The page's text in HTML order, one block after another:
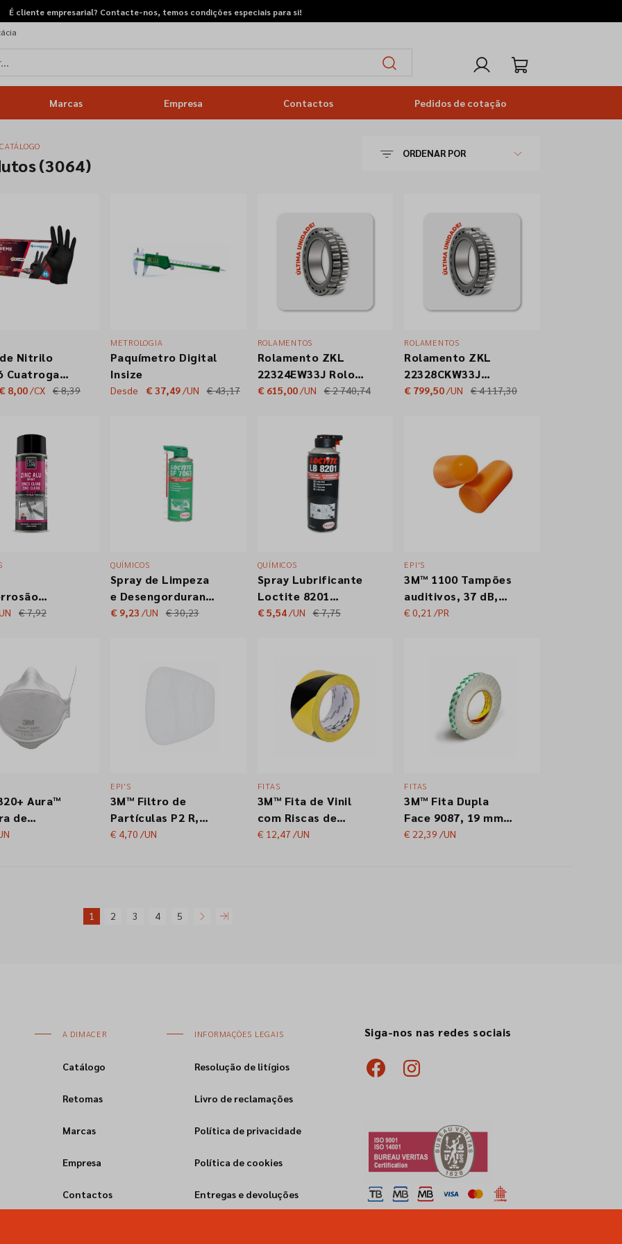
É cliente empresarial? Contacte-nos, temos condições especiais para si!
Marcas Empresa Contactos Pedidos de cotação
CATÁLOGO
(3064)
ORDENAR POR
Nitrilo
Cuatrogasa
Negro
€ 8,00/CX € 8,39
METROLOGIA
Paquímetro Digital
Insize
Desde € 37,49/UN € 43,17
ROLAMENTOS
Rolamento ZKL
22324EW33J Rolos
Esféricos de Duas
€ 615,00/UN € 2 740,74
ROLAMENTOS
Rolamento ZKL
22328CKW33J
Rolos Esféricos de
€ 799,50/UN € 4 117,30
€ 7,92
QUÍMICOS
Spray de Limpeza
e Desengordurante
LOCTITE SF 7063
€ 9,23 /UN € 30,23
QUÍMICOS
Spray Lubrificante
Loctite 8201
400ML - Óleo
€ 5,54 /UN € 7,75
EPI'S
3M™ 1100 Tampões
auditivos, 37 dB,
Sem fio
€ 0,21 /PR
Aura™
de
EPI'S
3M™ Filtro de
Partículas P2 R,
5925 S-600
€ 4,70 /UN
FITAS
3M™ Fita de Vinil
com Riscas de
Segurança 766I,
€ 12,47 /UN
FITAS
3M™ Fita Dupla
Face 9087, 19 mm
x 50 m
€ 22,39 /UN
1 2 3 4 5
A DIMACER
Catálogo
Retomas
Marcas
Empresa
Contactos
INFORMAÇÕES LEGAIS
Resolução de litígios
Livro de reclamações
Política de privacidade
Política de cookies
Entregas e devoluções
Siga-nos nas redes sociais